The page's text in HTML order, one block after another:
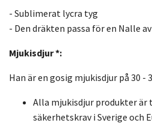
- Sublimerat lycra tyg
- Den dräkten passa för en Nalle
Mjukisdjur*:
Han är en gosig mjukisdjur på 30 -
Alla mjukisdjur produkter är
säkerhetskrav i Sverige och